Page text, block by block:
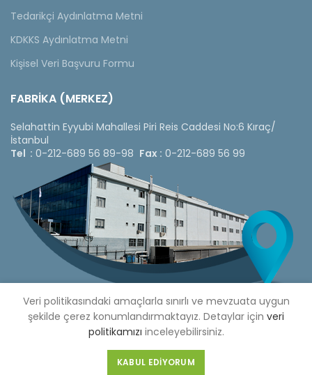
Tedarikçi Aydınlatma Metni
KDKKS Aydınlatma Metni
Kişisel Veri Başvuru Formu
FABRİKA (MERKEZ)
Selahattin Eyyubi Mahallesi Piri Reis Caddesi No:6 Kıraç/
İstanbul
Tel : 0-212-689 56 89-98 Fax : 0-212-689 56 99
Copyright © 2020 Çetinkaya Pano |Çetinkaya Pano Fiyat
Listesi
Veri politikasındaki amaçlarla sınırlı ve mevzuata uygun
şekilde çerez konumlandırmaktayız. Detaylar için veri
politikamızı inceleyebilirsiniz.
KABUL EDIYORUM